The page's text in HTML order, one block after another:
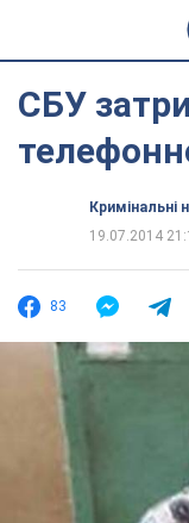
СБУ
Кримінальні
19.07.2014
83